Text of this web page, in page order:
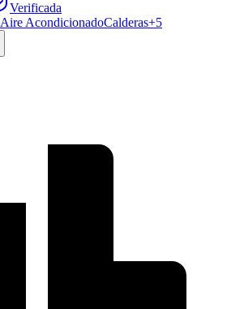
Verificada
Aire AcondicionadoCalderas+5